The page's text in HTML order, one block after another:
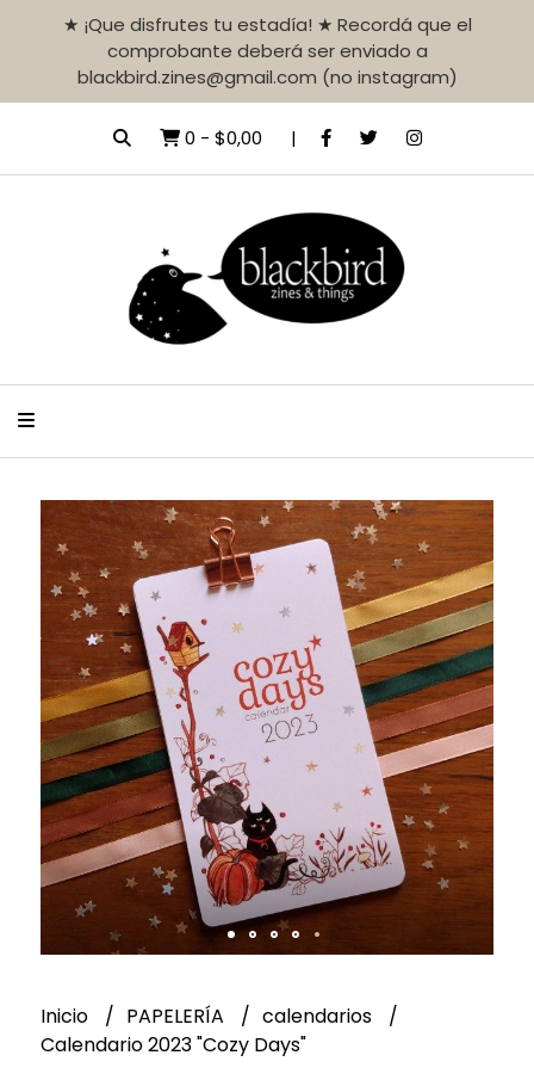
★ ¡Que disfrutes tu estadía! ★ Recordá que el
comprobante deberá ser enviado a
blackbird.zines@gmail.com (no instagram)
0 - $0,00
Inicio PAPELERÍA
calendarios
Calendario 2023 "Cozy Days"